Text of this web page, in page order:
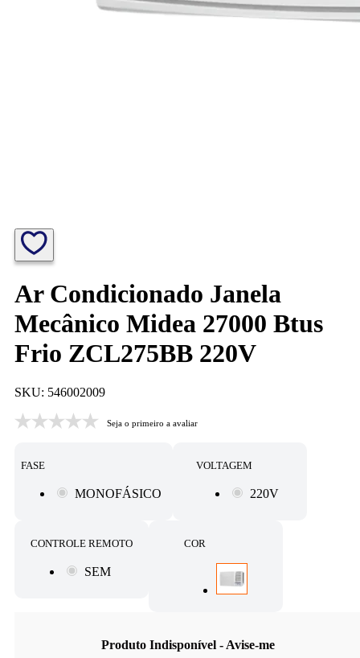
Ar Condicionado Janela
Mecânico Midea 27000 Btus
Frio ZCL275BB 220V
SKU: 546002009
Seja o primeiro a avaliar
Produto Indisponível - Avise-me
FASE
MONOFÁSICO
VOLTAGEM
220V
CONTROLE REMOTO
SEM
COR